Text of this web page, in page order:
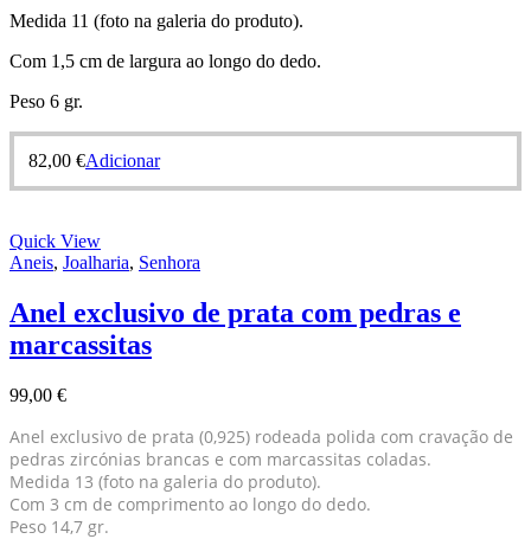
Medida 11 (foto na galeria do produto).
Com 1,5 cm de largura ao longo do dedo.
Peso 6 gr.
82,00 €Adicionar
Quick View
Aneis, Joalharia, Senhora
Anel exclusivo de prata com pedras e
marcassitas
99,00 €
Anel exclusivo de prata (0,925) rodeada polida com cravação de
pedras zircónias brancas e com marcassitas coladas.
Medida 13 (foto na galeria do produto).
Com 3 cm de comprimento ao longo do dedo.
Peso 14,7 gr.